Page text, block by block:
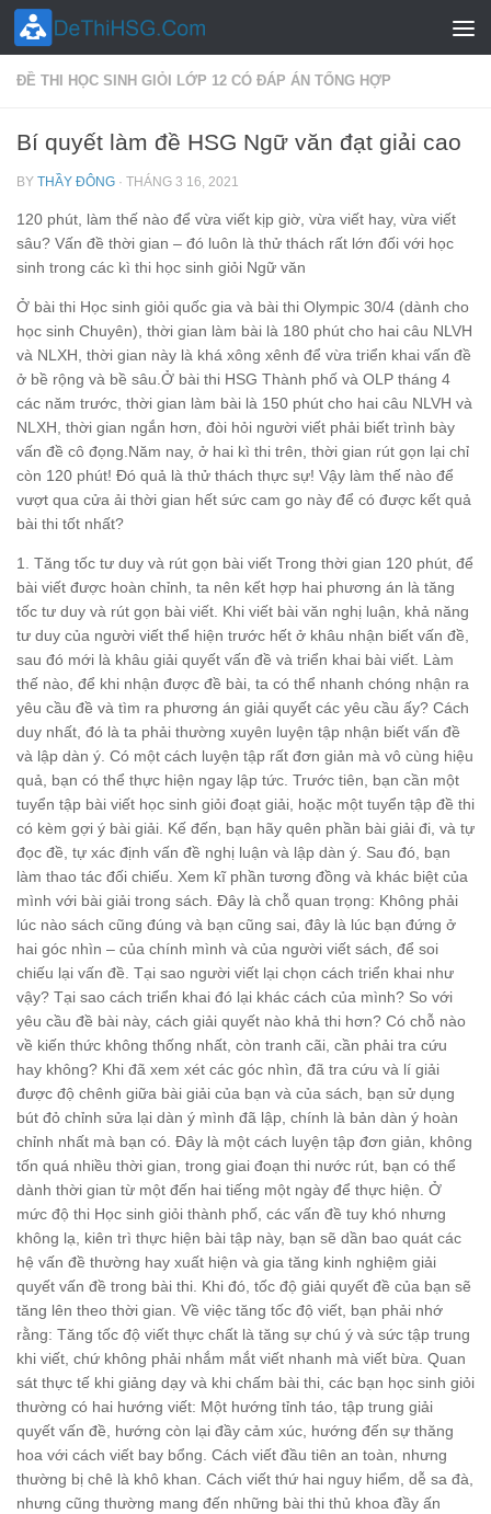
Skip to content
ĐỀ THI HỌC SINH GIỎI LỚP 12 CÓ ĐÁP ÁN TỔNG HỢP
Bí quyết làm đề HSG Ngữ văn đạt giải cao
BY THẦY ĐÔNG · THÁNG 3 16, 2021
120 phút, làm thế nào để vừa viết kịp giờ, vừa viết hay, vừa viết
sâu? Vấn đề thời gian – đó luôn là thử thách rất lớn đối với học
sinh trong các kì thi học sinh giỏi Ngữ văn
Ở bài thi Học sinh giỏi quốc gia và bài thi Olympic 30/4 (dành cho
học sinh Chuyên), thời gian làm bài là 180 phút cho hai câu NLVH
và NLXH, thời gian này là khá xông xênh để vừa triển khai vấn đề
ở bề rộng và bề sâu.Ở bài thi HSG Thành phố và OLP tháng 4
các năm trước, thời gian làm bài là 150 phút cho hai câu NLVH và
NLXH, thời gian ngắn hơn, đòi hỏi người viết phải biết trình bày
vấn đề cô đọng.Năm nay, ở hai kì thi trên, thời gian rút gọn lại chỉ
còn 120 phút! Đó quả là thử thách thực sự! Vậy làm thế nào để
vượt qua cửa ải thời gian hết sức cam go này để có được kết quả
bài thi tốt nhất?
1. Tăng tốc tư duy và rút gọn bài viết Trong thời gian 120 phút, để
bài viết được hoàn chỉnh, ta nên kết hợp hai phương án là tăng
tốc tư duy và rút gọn bài viết. Khi viết bài văn nghị luận, khả năng
tư duy của người viết thể hiện trước hết ở khâu nhận biết vấn đề,
sau đó mới là khâu giải quyết vấn đề và triển khai bài viết. Làm
thế nào, để khi nhận được đề bài, ta có thể nhanh chóng nhận ra
yêu cầu đề và tìm ra phương án giải quyết các yêu cầu ấy? Cách
duy nhất, đó là ta phải thường xuyên luyện tập nhận biết vấn đề
và lập dàn ý. Có một cách luyện tập rất đơn giản mà vô cùng hiệu
quả, bạn có thể thực hiện ngay lập tức. Trước tiên, bạn cần một
tuyển tập bài viết học sinh giỏi đoạt giải, hoặc một tuyển tập đề thi
có kèm gợi ý bài giải. Kế đến, bạn hãy quên phần bài giải đi, và tự
đọc đề, tự xác định vấn đề nghị luận và lập dàn ý. Sau đó, bạn
làm thao tác đối chiếu. Xem kĩ phần tương đồng và khác biệt của
mình với bài giải trong sách. Đây là chỗ quan trọng: Không phải
lúc nào sách cũng đúng và bạn cũng sai, đây là lúc bạn đứng ở
hai góc nhìn – của chính mình và của người viết sách, để soi
chiếu lại vấn đề. Tại sao người viết lại chọn cách triển khai như
vậy? Tại sao cách triển khai đó lại khác cách của mình? So với
yêu cầu đề bài này, cách giải quyết nào khả thi hơn? Có chỗ nào
về kiến thức không thống nhất, còn tranh cãi, cần phải tra cứu
hay không? Khi đã xem xét các góc nhìn, đã tra cứu và lí giải
được độ chênh giữa bài giải của bạn và của sách, bạn sử dụng
bút đỏ chỉnh sửa lại dàn ý mình đã lập, chính là bản dàn ý hoàn
chỉnh nhất mà bạn có. Đây là một cách luyện tập đơn giản, không
tốn quá nhiều thời gian, trong giai đoạn thi nước rút, bạn có thể
dành thời gian từ một đến hai tiếng một ngày để thực hiện. Ở
mức độ thi Học sinh giỏi thành phố, các vấn đề tuy khó nhưng
không lạ, kiên trì thực hiện bài tập này, bạn sẽ dần bao quát các
hệ vấn đề thường hay xuất hiện và gia tăng kinh nghiệm giải
quyết vấn đề trong bài thi. Khi đó, tốc độ giải quyết đề của bạn sẽ
tăng lên theo thời gian. Về việc tăng tốc độ viết, bạn phải nhớ
rằng: Tăng tốc độ viết thực chất là tăng sự chú ý và sức tập trung
khi viết, chứ không phải nhắm mắt viết nhanh mà viết bừa. Quan
sát thực tế khi giảng dạy và khi chấm bài thi, các bạn học sinh giỏi
thường có hai hướng viết: Một hướng tỉnh táo, tập trung giải
quyết vấn đề, hướng còn lại đầy cảm xúc, hướng đến sự thăng
hoa với cách viết bay bổng. Cách viết đầu tiên an toàn, nhưng
thường bị chê là khô khan. Cách viết thứ hai nguy hiểm, dễ sa đà,
nhưng cũng thường mang đến những bài thi thủ khoa đầy ấn